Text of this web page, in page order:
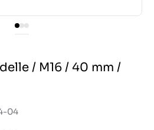
/ M16 / 40 mm /
04